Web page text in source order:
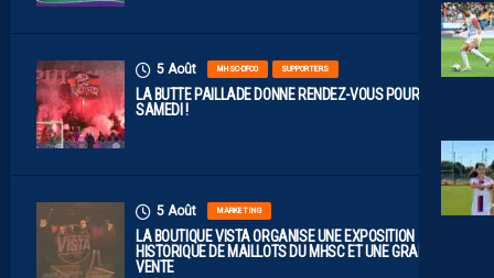
5 Août MHSC-DFCO SUPPORTERS
LA BUTTE PAILLADE DONNE RENDEZ-VOUS POUR
SAMEDI !
5 Août MARKETING
LA BOUTIQUE VISTA ORGANISE UNE EXPOSITION
HISTORIQUE DE MAILLOTS DU MHSC ET UNE GRANDE
VENTE